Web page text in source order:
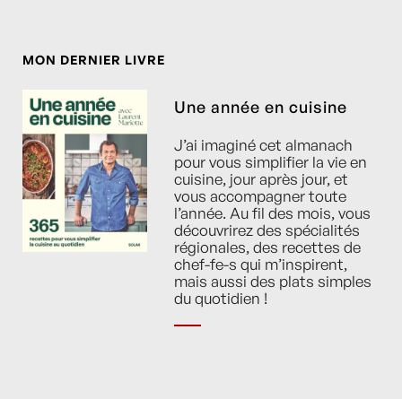
MON DERNIER LIVRE
Une année en cuisine
J’ai imaginé cet almanach
pour vous simplifier la vie en
cuisine, jour après jour, et
vous accompagner toute
l’année. Au fil des mois, vous
découvrirez des spécialités
régionales, des recettes de
chef-fe-s qui m’inspirent,
mais aussi des plats simples
du quotidien !